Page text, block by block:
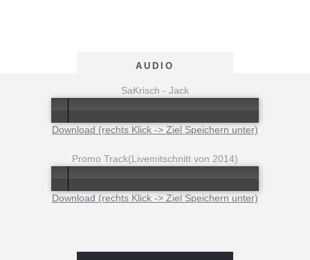
AUDIO
SaKrisch - Jack
Download (rechts Klick -> Ziel Speichern unter)
Promo Track(Livemitschnitt von 2014)
Download (rechts Klick -> Ziel Speichern unter)